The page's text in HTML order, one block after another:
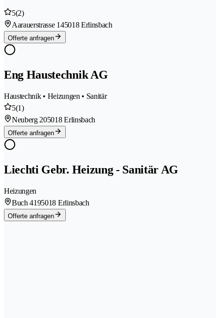
5(2)
Aarauerstrasse 145018 Erlinsbach
Offerte anfragen
Eng Haustechnik AG
Haustechnik • Heizungen • Sanitär
5(1)
Neuberg 205018 Erlinsbach
Offerte anfragen
Liechti Gebr. Heizung - Sanitär AG
Heizungen
Buch 4195018 Erlinsbach
Offerte anfragen